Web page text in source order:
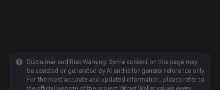
Disclaimer and Risk Warning: Some content on this page may
be assisted or generated by AI and is for general reference only.
For the most accurate and updated information, please refer to
the official website of the project. Bitget Wallet values every